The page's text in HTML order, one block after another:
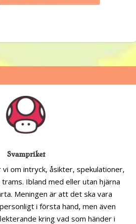
Svampriket
vi om intryck, åsikter, spekulationer,
Ibland med eller utan hjärna
Meningen är att det ska vara
i första hand, men även
kring vad som händer i